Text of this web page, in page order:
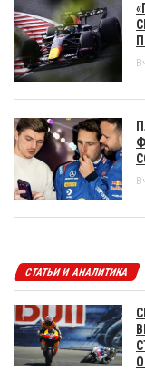
СТАТЬИ И АНАЛИТИКА